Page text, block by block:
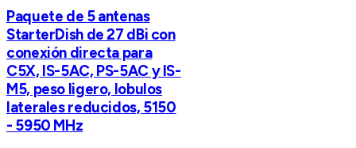
Paquete de 5 antenas
StarterDish de 27 dBi con
conexión directa para
C5X, IS-5AC, PS-5AC y IS-
M5, peso ligero, lobulos
laterales reducidos, 5150
- 5950 MHz